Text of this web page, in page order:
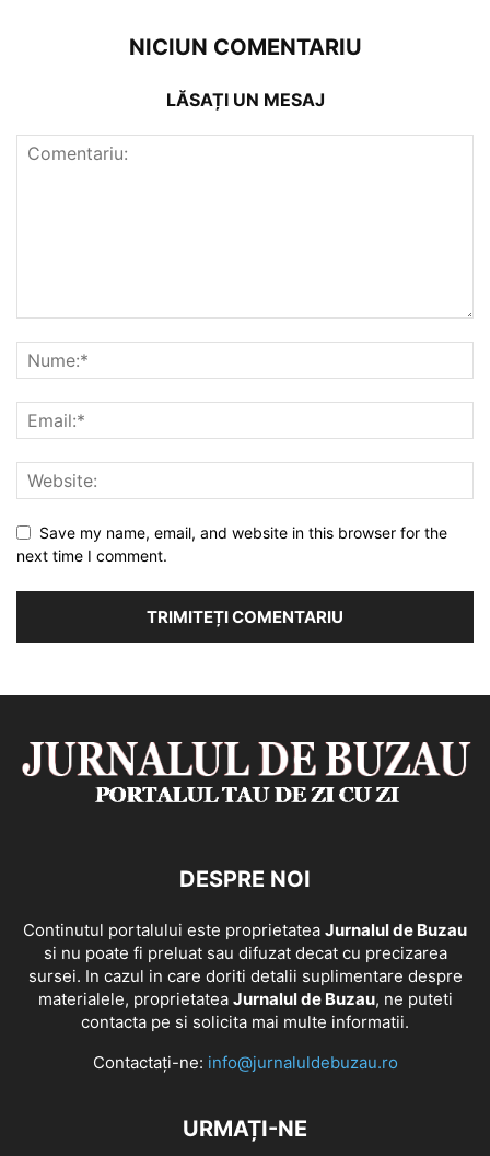
NICIUN COMENTARIU
LĂSAȚI UN MESAJ
Save my name, email, and website in this browser for the
next time I comment.
DESPRE NOI
Continutul portalului este proprietatea Jurnalul de Buzau
si nu poate fi preluat sau difuzat decat cu precizarea
sursei. In cazul in care doriti detalii suplimentare despre
materialele, proprietatea Jurnalul de Buzau, ne puteti
contacta pe si solicita mai multe informatii.
Contactați-ne: info@jurnaluldebuzau.ro
URMAȚI-NE